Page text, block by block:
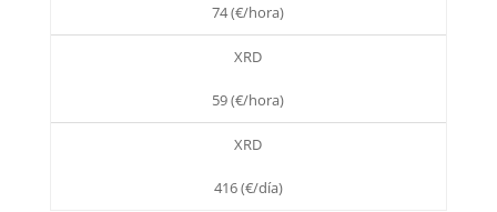
74 (€/hora)
XRD
59 (€/hora)
XRD
416 (€/día)